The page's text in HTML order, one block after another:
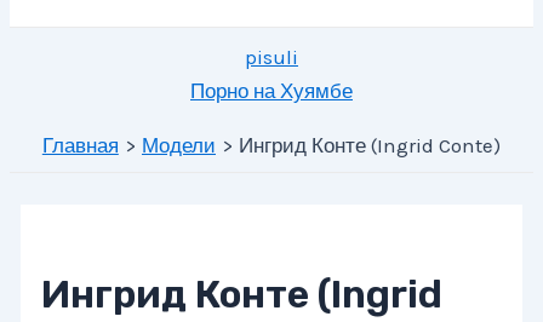
pisuli
Порно на Хуямбе
Главная Модели Ингрид Конте (Ingrid Conte)
Ингрид Конте (Ingrid